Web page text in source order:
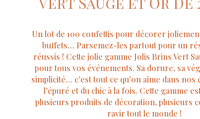
Un lot de 100 confettis pour décorer
buffets… Parsemez-les partout pour un
réussis ! Cette jolie gamme Jolis Brins Vert
pour tous vos événements. Sa dorure, sa
simplicité… c’est tout ce qu’on aime dans nos
l’épuré et du chic à la fois. Cette gamme
plusieurs produits de décoration, plusieurs
ravir tout le monde !